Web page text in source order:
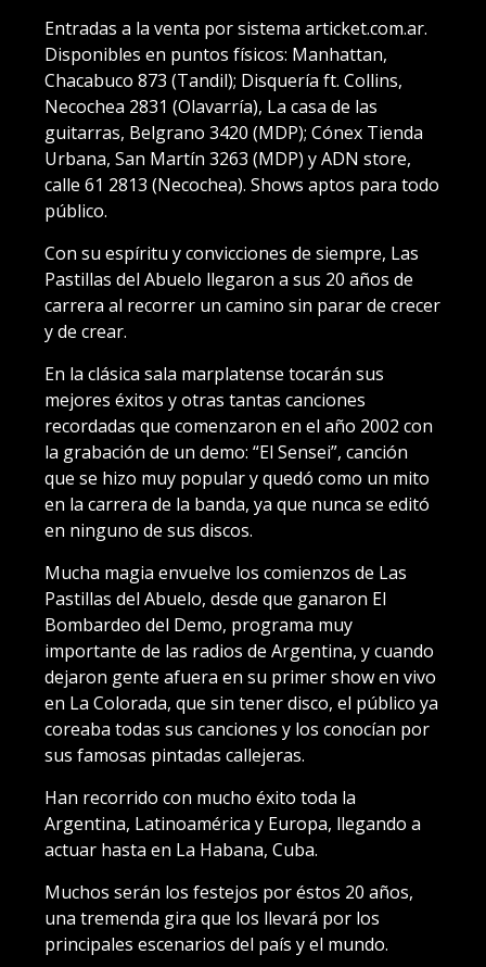
Entradas a la venta por sistema articket.com.ar.
Disponibles en puntos físicos: Manhattan,
Chacabuco 873 (Tandil); Disquería ft. Collins,
Necochea 2831 (Olavarría), La casa de las
guitarras, Belgrano 3420 (MDP); Cónex Tienda
Urbana, San Martín 3263 (MDP) y ADN store,
calle 61 2813 (Necochea). Shows aptos para todo
público.
Con su espíritu y convicciones de siempre, Las
Pastillas del Abuelo llegaron a sus 20 años de
carrera al recorrer un camino sin parar de crecer
y de crear.
En la clásica sala marplatense tocarán sus
mejores éxitos y otras tantas canciones
recordadas que comenzaron en el año 2002 con
la grabación de un demo: “El Sensei”, canción
que se hizo muy popular y quedó como un mito
en la carrera de la banda, ya que nunca se editó
en ninguno de sus discos.
Mucha magia envuelve los comienzos de Las
Pastillas del Abuelo, desde que ganaron El
Bombardeo del Demo, programa muy
importante de las radios de Argentina, y cuando
dejaron gente afuera en su primer show en vivo
en La Colorada, que sin tener disco, el público ya
coreaba todas sus canciones y los conocían por
sus famosas pintadas callejeras.
Han recorrido con mucho éxito toda la
Argentina, Latinoamérica y Europa, llegando a
actuar hasta en La Habana, Cuba.
Muchos serán los festejos por éstos 20 años,
una tremenda gira que los llevará por los
principales escenarios del país y el mundo.